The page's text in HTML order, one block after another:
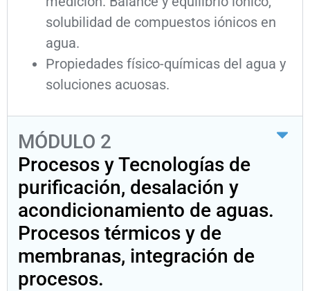
solubilidad de compuestos iónicos en
agua.
Propiedades físico-químicas del agua y
soluciones acuosas.
MÓDULO 2
Procesos y Tecnologías de
purificación, desalación y
acondicionamiento de aguas.
Procesos térmicos y de
membranas, integración de
procesos.